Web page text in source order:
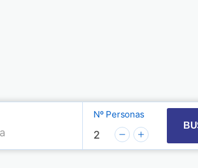
key to interact with the calendar
the down arrow key to interact with
Nº Personas
2